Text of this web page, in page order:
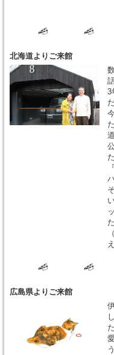
北海道よりご来館
3
広島県よりご来館